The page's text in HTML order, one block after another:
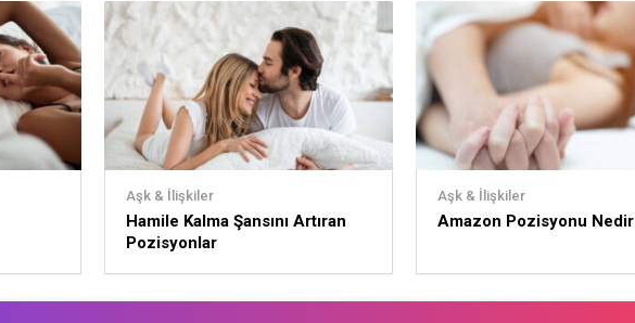
Aşk & İlişkiler
Hamile Kalma Şansını Artıran
Pozisyonlar
Aşk & İlişkiler
Amazon Pozisyonu Nedir